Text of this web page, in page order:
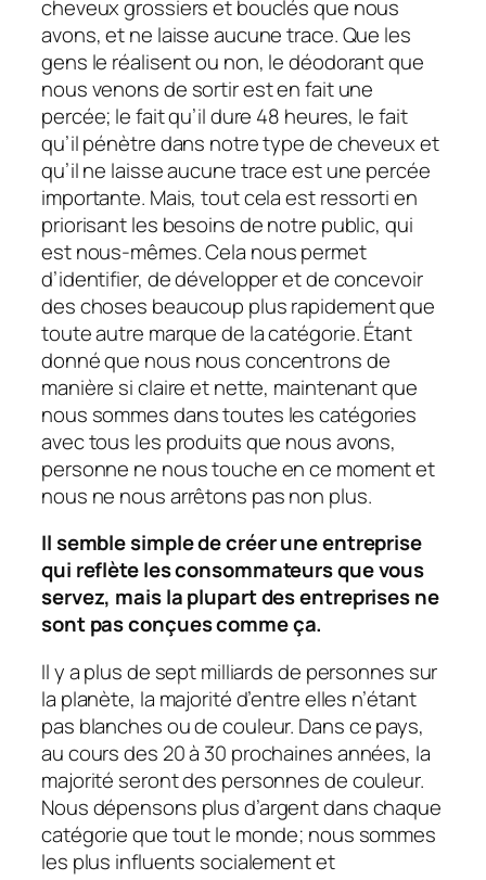
cheveux grossiers et bouclés que nous
avons, et ne laisse aucune trace. Que les
gens le réalisent ou non, le déodorant que
nous venons de sortir est en fait une
percée; le fait qu’il dure 48 heures, le fait
qu’il pénètre dans notre type de cheveux et
qu’il ne laisse aucune trace est une percée
importante. Mais, tout cela est ressorti en
priorisant les besoins de notre public, qui
est nous-mêmes. Cela nous permet
d’identifier, de développer et de concevoir
des choses beaucoup plus rapidement que
toute autre marque de la catégorie. Étant
donné que nous nous concentrons de
manière si claire et nette, maintenant que
nous sommes dans toutes les catégories
avec tous les produits que nous avons,
personne ne nous touche en ce moment et
nous ne nous arrêtons pas non plus.
Il semble simple de créer une entreprise
qui reflète les consommateurs que vous
servez, mais la plupart des entreprises ne
sont pas conçues comme ça.
Il y a plus de sept milliards de personnes sur
la planète, la majorité d’entre elles n’étant
pas blanches ou de couleur. Dans ce pays,
au cours des 20 à 30 prochaines années, la
majorité seront des personnes de couleur.
Nous dépensons plus d’argent dans chaque
catégorie que tout le monde; nous sommes
les plus influents socialement et